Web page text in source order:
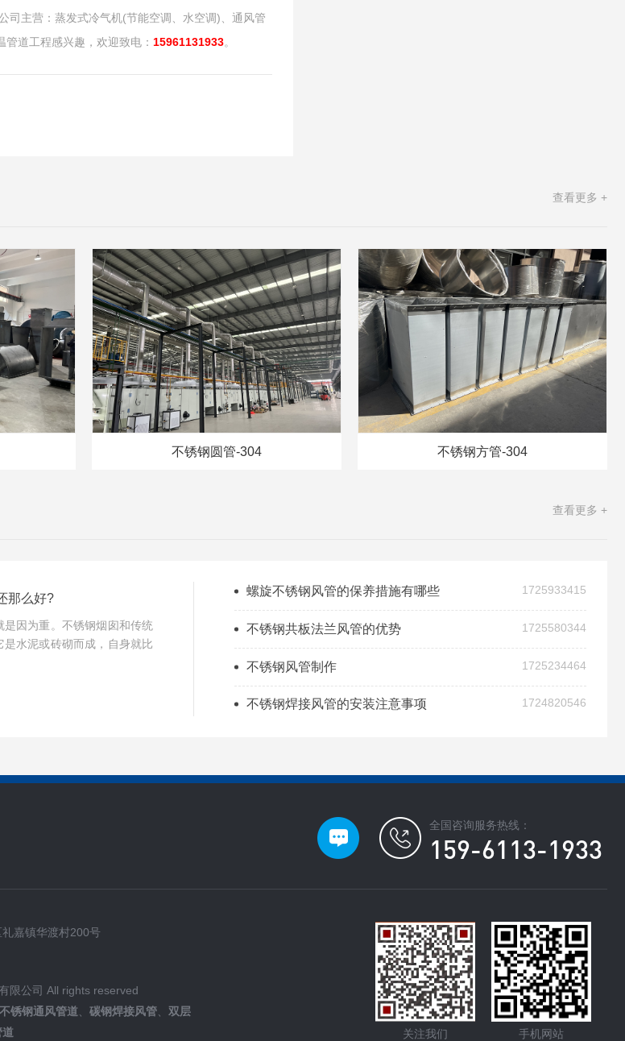
司主营：蒸发式冷气机(节能空调、水空调)、通风管
道工程感兴趣，欢迎致电： 15961131933。
查看更多 +
不锈钢圆管-304 不锈钢方管-304
查看更多 +
那么好?
因为重。不锈钢烟囱和传统
水泥或砖砌而成，自身就比
螺旋不锈钢风管的保养措施有哪些 1725933415
不锈钢共板法兰风管的优势 1725580344
不锈钢风管制作 1725234464
不锈钢焊接风管的安装注意事项 1724820546
全国咨询服务热线：
159-6113-1933
嘉镇华渡村200号
限公司 All rights reserved
锈钢通风管道 碳钢焊接风管
双层
关注我们 手机网站